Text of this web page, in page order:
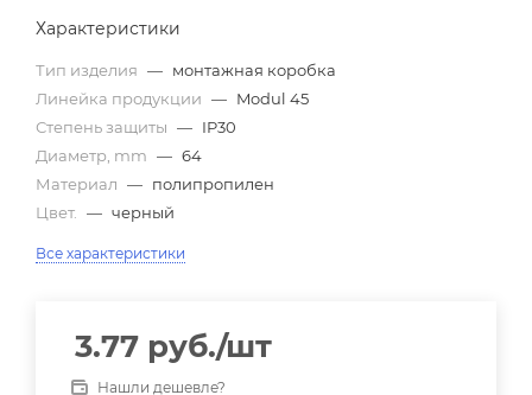
Характеристики
Тип изделия — монтажная коробка
Линейка продукции — Modul 45
Степень защиты — IP30
Диаметр, mm — 64
Материал — полипропилен
Цвет.
— черный
Все характеристики
3.77 руб./шт
Нашли дешевле?